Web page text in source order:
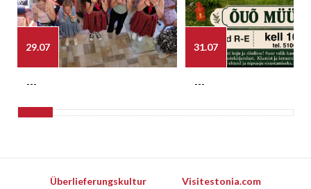
29.07
---
31.07
---
Überlieferungskultur
Visitestonia.com